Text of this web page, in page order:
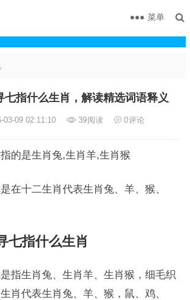
菜单
七指什么生肖，解读精选词语释义
03-09 02:11:10 39阅读 0评论
的是生肖兔,生肖羊,生肖猴
在十二生肖代表生肖兔、羊、猴、
七指什么生肖
指生肖兔、生肖羊、生肖猴，细毛织
肖代表生肖兔、羊、猴，鼠、鸡、